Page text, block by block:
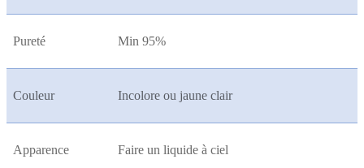
Pureté Min 95%
Couleur Incolore ou jaune clair
Apparence Faire un liquide à ciel